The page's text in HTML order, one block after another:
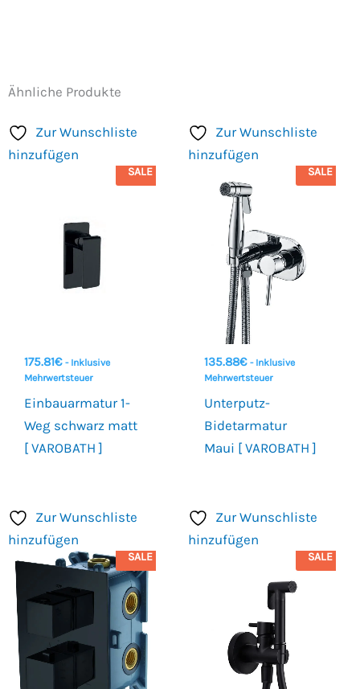
Ähnliche Produkte
Zur Wunschliste
hinzufügen
SALE
175.81€ - Inklusive
Mehrwertsteuer
Einbauarmatur 1-
Weg schwarz matt
[ VAROBATH ]
Zur Wunschliste
hinzufügen
SALE
135.88€ - Inklusive
Mehrwertsteuer
Unterputz-
Bidetarmatur
Maui [ VAROBATH ]
Zur Wunschliste
hinzufügen
SALE
Zur Wunschliste
hinzufügen
SALE